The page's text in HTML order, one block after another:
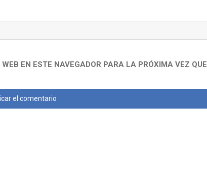
EN ESTE NAVEGADOR PARA LA PRÓXIMA VEZ QUE